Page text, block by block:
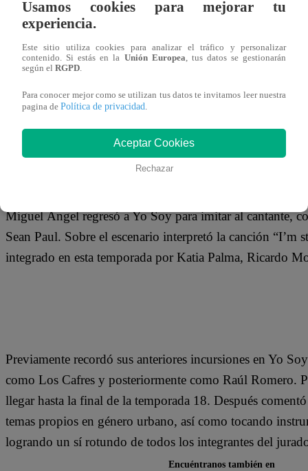
10 de septiembre 2019
Miguel Ángel regresó a Yo Soy para imitar al cantante,
Sean Paul. Sobre el escenario interpretó la canción
integrado en esta temporada por Katia Palma, Ricardo
Previamente recordó sus anteriores incursiones en Yo
como Los Cafres y posteriormente como Raúl Romero.
llegar hasta la final de la temporada 18. Después
temas propios en género urbano, así como tocando
logrando un sí rotundo de todos los integrantes del
Usamos cookies para mejorar tu
experiencia.
Este sitio utiliza cookies para analizar el tráfico y personalizar
contenido. Si estás en la Unión Europea, tus datos se gestionarán
según el RGPD.
Para conocer mejor como se utilizan tus datos te invitamos leer nuestra
pagina de Política de privacidad.
Aceptar Cookies
Rechazar
Encuéntranos también en